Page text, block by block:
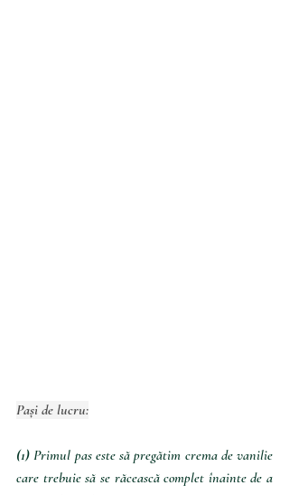
Pași de lucru:
(1) Primul pas este să pregătim crema de vanilie
care trebuie să se răcească complet înainte de a